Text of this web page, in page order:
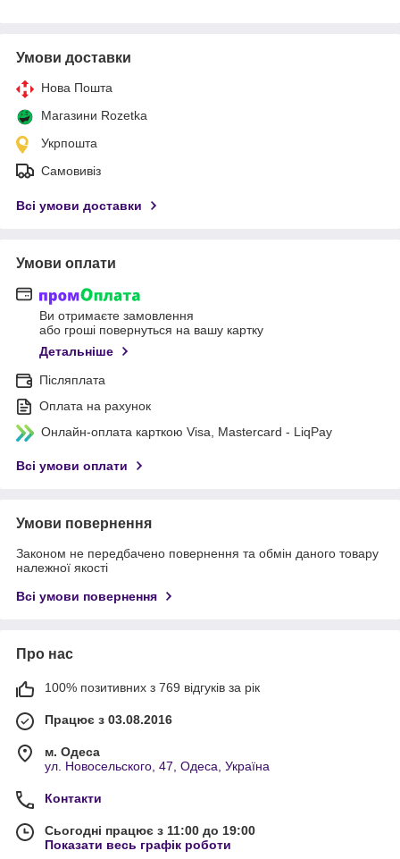
Умови доставки
Нова Пошта
Магазини Rozetka
Укрпошта
Самовивіз
Всі умови доставки
Умови оплати
Ви отримаєте замовлення
або гроші повернуться на вашу картку
Детальніше
Післяплата
Оплата на рахунок
Онлайн-оплата карткою Visa, Mastercard - LiqPay
Всі умови оплати
Умови повернення
Законом не передбачено повернення та обмін даного товару
належної якості
Всі умови повернення
Про нас
100% позитивних з 769 відгуків за рік
Працює з 03.08.2016
м. Одеса
ул. Новосельского, 47, Одеса, Україна
Контакти
Сьогодні працює з 11:00 до 19:00
Показати весь графік роботи